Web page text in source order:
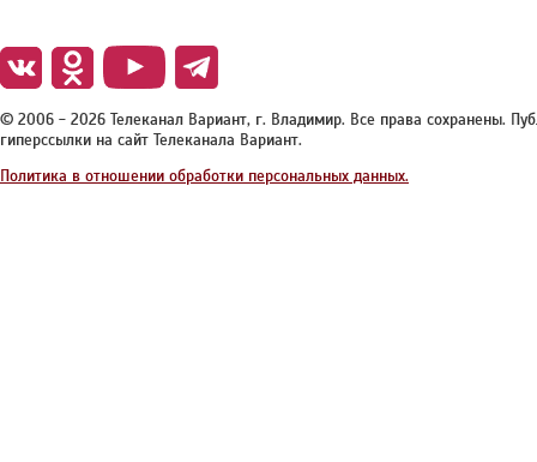
© 2006 - 2026 Телеканал Вариант, г. Владимир. Все права сохранены.
гиперссылки на сайт Телеканала Вариант.
Политика в отношении обработки персональных данных.